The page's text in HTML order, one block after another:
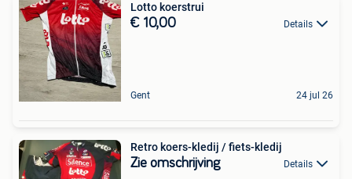
Lotto koerstrui
€ 10,00 Details
Gent 24 jul 26
Retro koers-kledij / fiets-kledij
Zie omschrijving Details